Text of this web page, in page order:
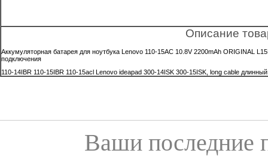
Описание
Аккумуляторная батарея для ноутбука Lenovo 110-15AC 10.8V 2200mAh ORIGINAL
подключения
110-14IBR 110-15IBR 110-15acl Lenovo ideapad 300-14ISK 300-15ISK, long cable
Ваши последние